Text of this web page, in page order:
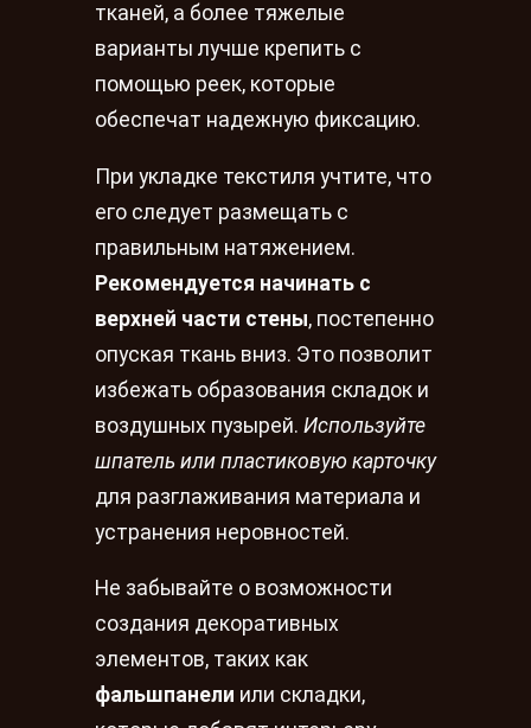
тканей, а более тяжелые
варианты лучше крепить с
помощью реек, которые
обеспечат надежную фиксацию.
При укладке текстиля учтите, что
его следует размещать с
правильным натяжением.
Рекомендуется начинать с
верхней части стены, постепенно
опуская ткань вниз. Это позволит
избежать образования складок и
воздушных пузырей. Используйте
шпатель или пластиковую карточку
для разглаживания материала и
устранения неровностей.
Не забывайте о возможности
создания декоративных
элементов, таких как
фальшпанели или складки,